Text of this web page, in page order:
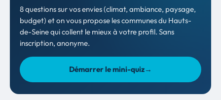
8 questions sur vos envies (climat, ambiance, paysage,
budget) et on vous propose les communes du Hauts-
de-Seine qui collent le mieux à votre profil. Sans
inscription, anonyme.
Démarrer le mini-quiz→